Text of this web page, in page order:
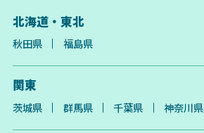
北海道・東北
秋田県 福島県
関東
茨城県 群馬県 千葉県 神奈川県